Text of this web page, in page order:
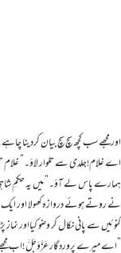
اور مجھے سب کچھ سچ سچ بیان کردینا
اے غلام!جلدی سے تلوار لاؤ۔” غلام
ہمارے پاس لے آؤ۔” میں یہ حکمِ شاہی
نے روتے ہوئے دروازہ کھولا اور ایک
کنوئیں سے پانی نکال کر وضو کیااور
”اے میرے پروردگار عَزَّوَجَلَّ !اب مجھے